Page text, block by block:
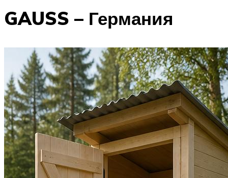
GAUSS – Германия